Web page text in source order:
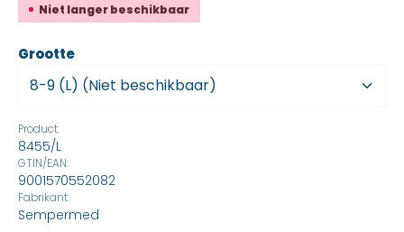
Niet langer beschikbaar
Groottekiezen
Product:
8455/L
GTIN/EAN:
9001570552082
Fabrikant:
Sempermed